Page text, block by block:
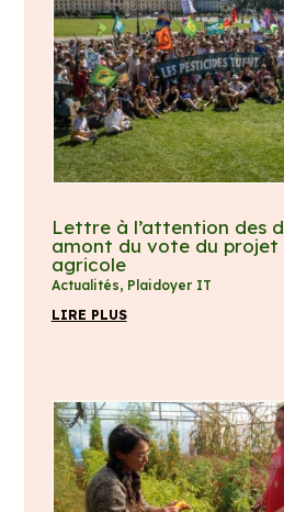
Lettre à l’attention des
amont du vote du projet
agricole
Actualités, Plaidoyer IT
LIRE PLUS